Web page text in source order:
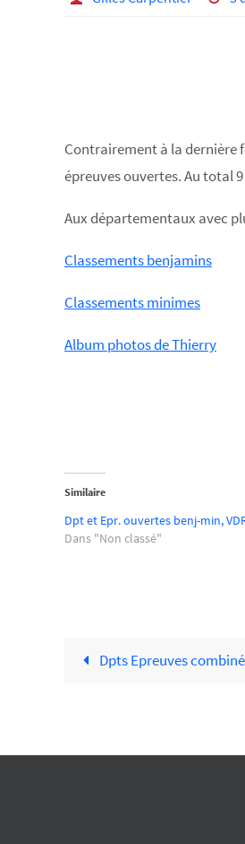
Contrairement à la dernière
épreuves ouvertes. Au total
Aux départementaux avec
Classements benjamins
Classements minimes
Album photos de Thierry
Similaire
Dpt et Epr. ouvertes benj-min,
Dans "Non classé"
Dpts Epreuves